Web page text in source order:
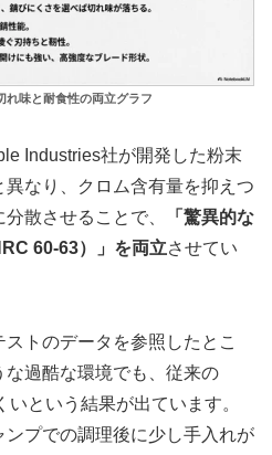
れ味と耐食性の両立グラフ
Industries社が開発した粉末
なり、クロム含有量を抑えつ
散させることで、
「驚異的な
60-63）」を両立させてい
トのデータを参照したとこ
過酷な環境でも、従来の
という結果が出ています。
プでの調理後に少し手入れが